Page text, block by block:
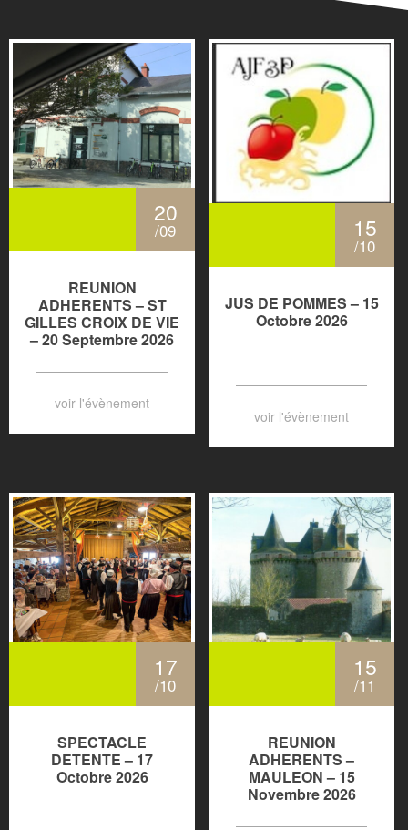
20
/09
REUNION
ADHERENTS – ST
GILLES CROIX DE VIE
– 20 Septembre 2026
voir l'évènement
15
/10
JUS DE POMMES – 15
Octobre 2026
voir l'évènement
17
/10
SPECTACLE
DETENTE – 17
Octobre 2026
15
/11
REUNION
ADHERENTS –
MAULEON – 15
Novembre 2026